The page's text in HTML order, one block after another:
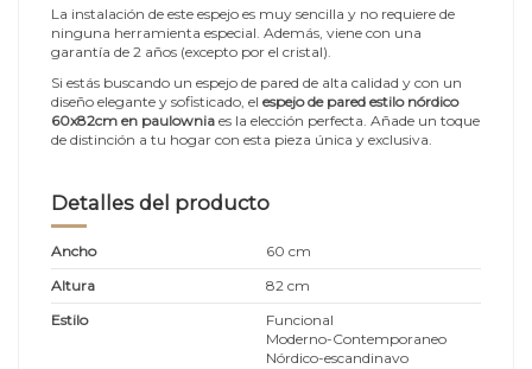
La instalación de este espejo es muy sencilla y no requiere de
ninguna herramienta especial. Además, viene con una
garantía de 2 años (excepto por el cristal).
Si estás buscando un espejo de pared de alta calidad y con un
diseño elegante y sofisticado, el espejo de pared estilo nórdico
60x82cm en paulownia es la elección perfecta. Añade un toque
de distinción a tu hogar con esta pieza única y exclusiva.
Detalles del producto
Ancho
60 cm
Altura
82 cm
Estilo
Funcional
Moderno-Contemporaneo
Nórdico-escandinavo